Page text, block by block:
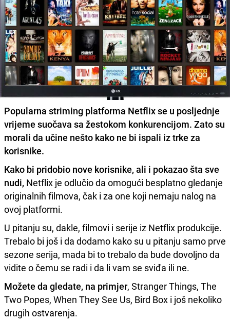
Popularna striming platforma Netflixse u posljednje
vrijeme suočava sa žestokom konkurencijom. Zato su
morali da učine nešto kako ne bi ispali iz trke za
korisnike.
Kako bi pridobio nove korisnike, ali i pokazao šta sve
nudi, Netflix je odlučio da omogući besplatno gledanje
originalnih filmova, čak i za one koji nemaju nalog na
ovoj platformi.
U pitanju su, dakle, filmovi i serije iz Netflix produkcije.
Trebalo bi još i da dodamo kako su u pitanju samo prve
sezone serija, mada bi to trebalo da bude dovoljno da
vidite o čemu se radi i da li vam se sviđa ili ne.
Možete da gledate, na primjer, Stranger Things, The
Two Popes, When They See Us, Bird Box i još nekoliko
drugih ostvarenja.